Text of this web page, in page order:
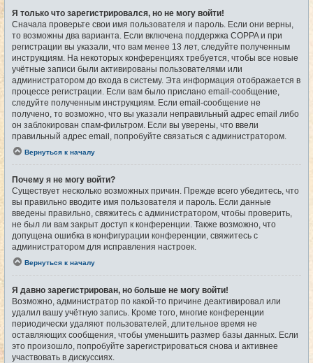
Я только что зарегистрировался, но не могу войти!
Сначала проверьте свои имя пользователя и пароль. Если они верны,
то возможны два варианта. Если включена поддержка COPPA и при
регистрации вы указали, что вам менее 13 лет, следуйте полученным
инструкциям. На некоторых конференциях требуется, чтобы все новые
учётные записи были активированы пользователями или
администратором до входа в систему. Эта информация отображается в
процессе регистрации. Если вам было прислано email-сообщение,
следуйте полученным инструкциям. Если email-сообщение не
получено, то возможно, что вы указали неправильный адрес email либо
он заблокирован спам-фильтром. Если вы уверены, что ввели
правильный адрес email, попробуйте связаться с администратором.
Вернуться к началу
Почему я не могу войти?
Существует несколько возможных причин. Прежде всего убедитесь, что
вы правильно вводите имя пользователя и пароль. Если данные
введены правильно, свяжитесь с администратором, чтобы проверить,
не был ли вам закрыт доступ к конференции. Также возможно, что
допущена ошибка в конфигурации конференции, свяжитесь с
администратором для исправления настроек.
Вернуться к началу
Я давно зарегистрирован, но больше не могу войти!
Возможно, администратор по какой-то причине деактивировал или
удалил вашу учётную запись. Кроме того, многие конференции
периодически удаляют пользователей, длительное время не
оставляющих сообщения, чтобы уменьшить размер базы данных. Если
это произошло, попробуйте зарегистрироваться снова и активнее
участвовать в дискуссиях.